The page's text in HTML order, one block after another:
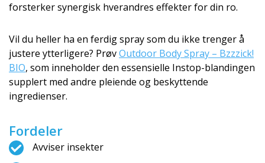
forsterker synergisk hverandres effekter for din ro.
Vil du heller ha en ferdig spray som du ikke trenger å
justere ytterligere? PrøvOutdoor Body Spray – Bzzzick!
BIO, som inneholder den essensielle Instop-blandingen
supplert med andre pleiende og beskyttende
ingredienser.
Fordeler
Avviser insekter